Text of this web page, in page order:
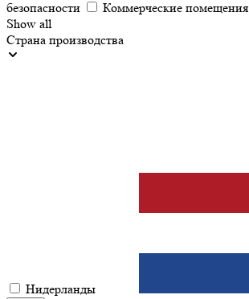
безопасности
Коммерческие помещения
Show all
Страна производства
Нидерланды